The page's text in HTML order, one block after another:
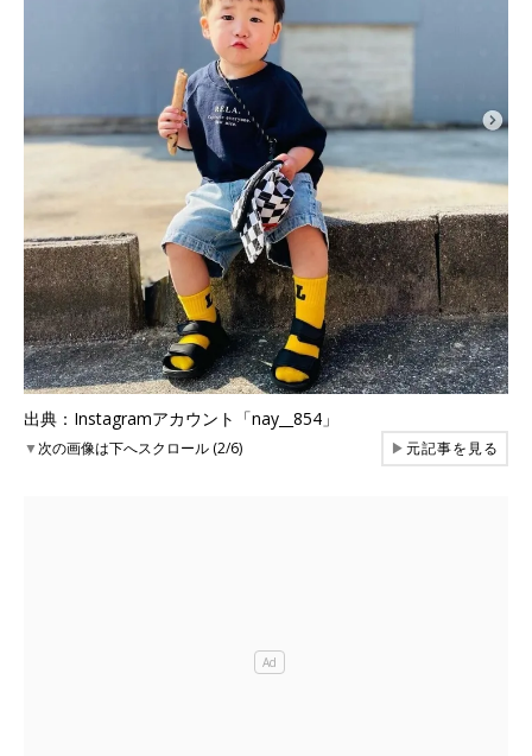
出典：Instagramアカウント「nay__854」
▼次の画像は下へスクロール (2/6) ▶元記事を見る